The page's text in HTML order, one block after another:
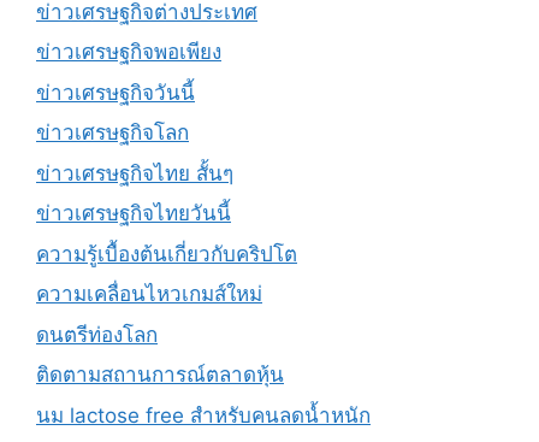
ข่าวเศรษฐกิจต่างประเทศ
ข่าวเศรษฐกิจพอเพียง
ข่าวเศรษฐกิจวันนี้
ข่าวเศรษฐกิจโลก
ข่าวเศรษฐกิจไทย สั้นๆ
ข่าวเศรษฐกิจไทยวันนี้
ความรู้เบื้องต้นเกี่ยวกับคริปโต
ความเคลื่อนไหวเกมส์ใหม่
ดนตรีท่องโลก
ติดตามสถานการณ์ตลาดหุ้น
นม lactose free สำหรับคนลดน้ำหนัก